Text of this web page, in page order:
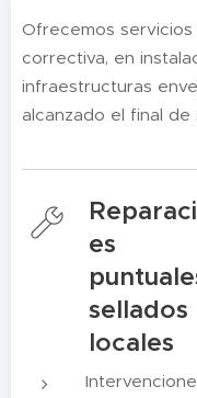
Ofrecemos
correctiva, en
infraestructuras
alcanzado el final de
es
sellados
locales